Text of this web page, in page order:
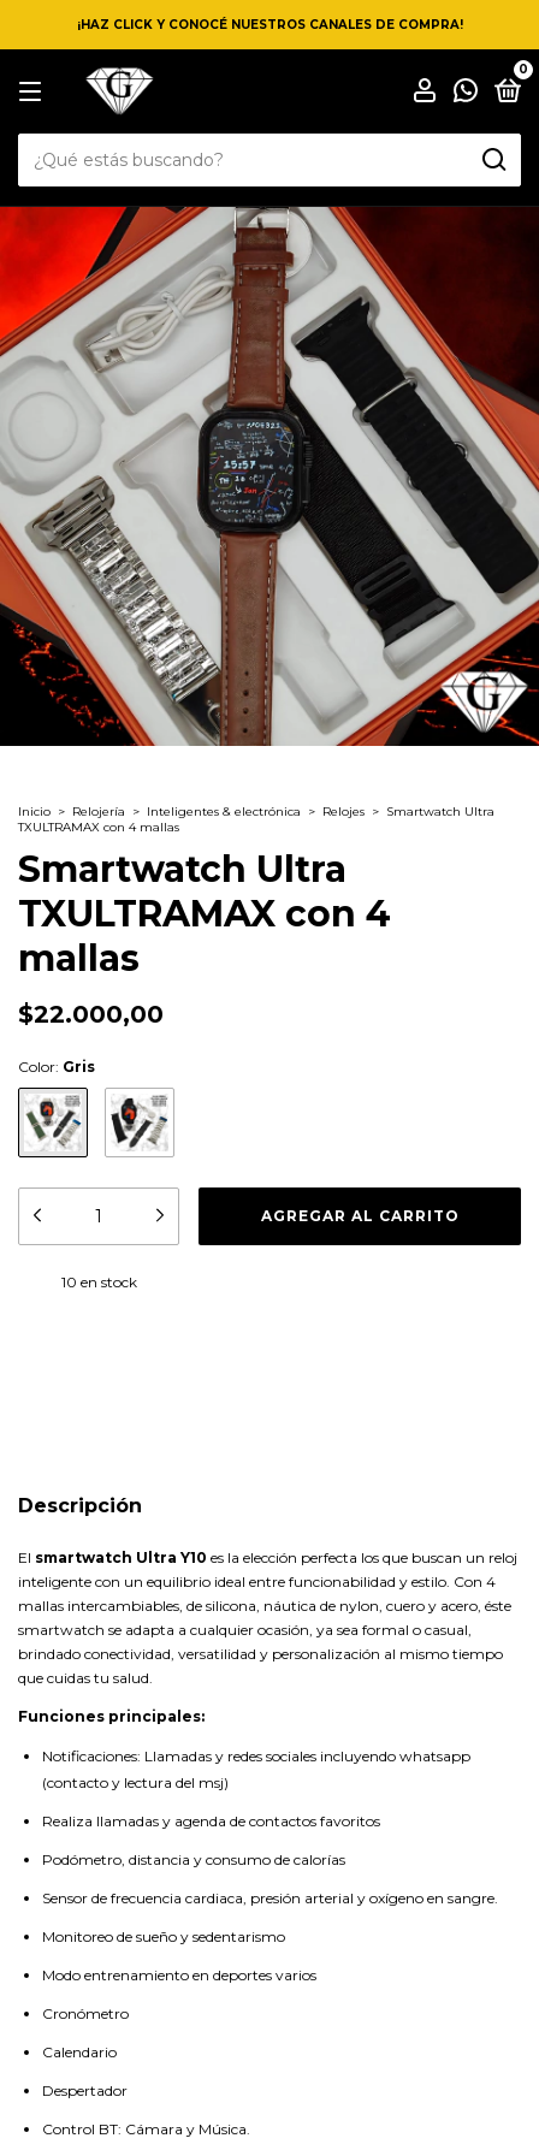
¡HAZ CLICK Y CONOCÉ NUESTROS CANALES DE COMPRA!
0
Inicio > Relojería > Inteligentes & electrónica > Relojes > Smartwatch Ultra
TXULTRAMAX con 4 mallas
Smartwatch Ultra
TXULTRAMAX con 4
mallas
$22.000,00
Color: Gris
10 en stock
Descripción
El smartwatch Ultra Y10 es la elección perfecta los que buscan un reloj
inteligente con un equilibrio ideal entre funcionabilidad y estilo. Con 4
mallas intercambiables, de silicona, náutica de nylon, cuero y acero, éste
smartwatch se adapta a cualquier ocasión, ya sea formal o casual,
brindado conectividad, versatilidad y personalización al mismo tiempo
que cuidas tu salud.
Funciones principales:
Notificaciones: Llamadas y redes sociales incluyendo whatsapp
(contacto y lectura del msj)
Realiza llamadas y agenda de contactos favoritos
Podómetro, distancia y consumo de calorías
Sensor de frecuencia cardiaca, presión arterial y oxígeno en sangre.
Monitoreo de sueño y sedentarismo
Modo entrenamiento en deportes varios
Cronómetro
Calendario
Despertador
Control BT: Cámara y Música.